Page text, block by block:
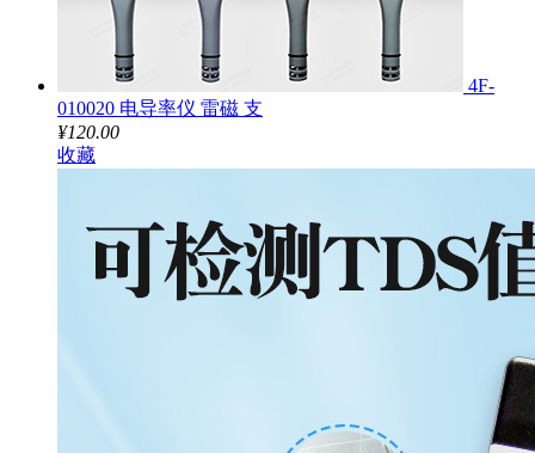
4F-
010020 电导率仪 雷磁 支
¥120.00
收藏